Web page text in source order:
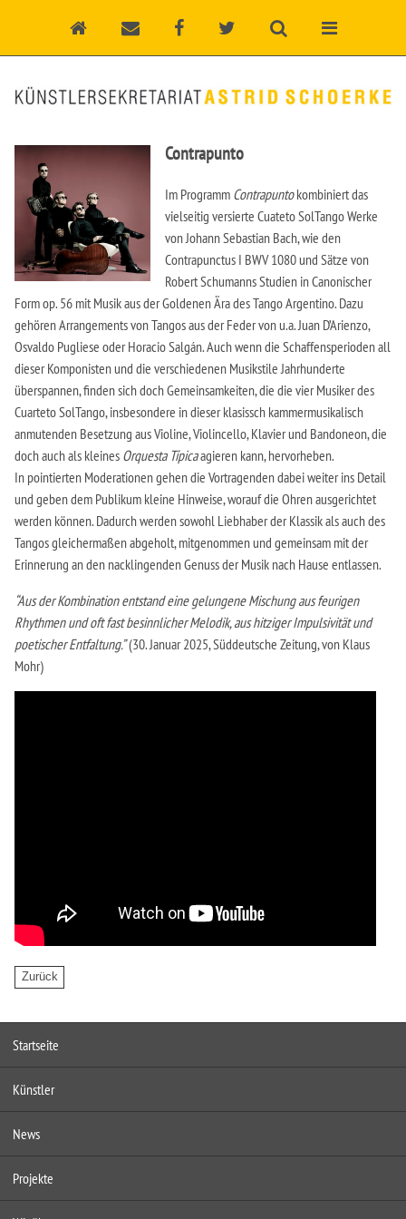
Contrapunto
Im Programm Contrapuntokombiniert das
vielseitig versierte Cuateto SolTango Werke
von Johann Sebastian Bach, wie den
Contrapunctus I BWV 1080 und Sätze von
Robert Schumanns Studien in Canonischer
Form op. 56 mit Musik aus der Goldenen Ära des Tango Argentino. Dazu
gehören Arrangements von Tangos aus der Feder von u.a. Juan D’Arienzo,
Osvaldo Pugliese oder Horacio Salgán. Auch wenn die Schaffensperioden all
dieser Komponisten und die verschiedenen Musikstile Jahrhunderte
überspannen, finden sich doch Gemeinsamkeiten, die die vier Musiker des
Cuarteto SolTango, insbesondere in dieser klasissch kammermusikalisch
anmutenden Besetzung aus Violine, Violincello, Klavier und Bandoneon, die
doch auch als kleines Orquesta Típicaagieren kann, hervorheben.
In pointierten Moderationen gehen die Vortragenden dabei weiter ins Detail
und geben dem Publikum kleine Hinweise, worauf die Ohren ausgerichtet
werden können. Dadurch werden sowohl Liebhaber der Klassik als auch des
Tangos gleichermaßen abgeholt, mitgenommen und gemeinsam mit der
Erinnerung an den nacklingenden Genuss der Musik nach Hause entlassen.
“Aus der Kombination entstand eine gelungene Mischung aus feurigen
Rhythmen und oft fast besinnlicher Melodik, aus hitziger Impulsivität und
poetischer Entfaltung.”(30. Januar 2025, Süddeutsche Zeitung, von Klaus
Mohr)
Startseite
Künstler
News
Projekte